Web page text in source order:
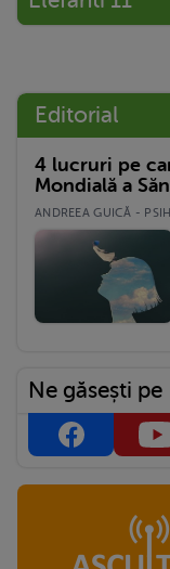
Editorial
4 lucruri pe
Mondială a
ANDREEA GUICĂ -
Ne găsești pe